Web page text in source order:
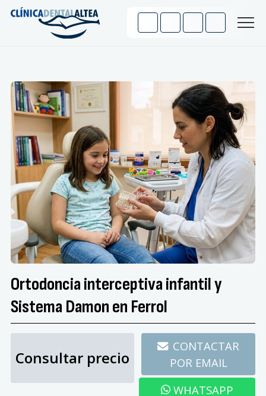
Ortodoncia interceptiva infantil y
Sistema Damon en Ferrol
Consultar precio
981 944 829
CONTACTAR
POR EMAIL
WHATSAPP